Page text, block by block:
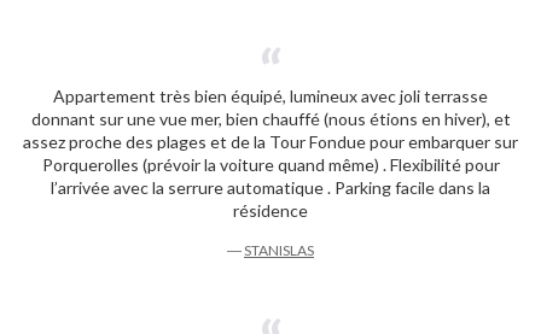
Appartement très bien équipé, lumineux avec joli terrasse
donnant sur une vue mer, bien chauffé (nous étions en hiver), et
assez proche des plages et de la Tour Fondue pour embarquer sur
Porquerolles (prévoir la voiture quand même) . Flexibilité pour
l’arrivée avec la serrure automatique . Parking facile dans la
résidence
―STANISLAS